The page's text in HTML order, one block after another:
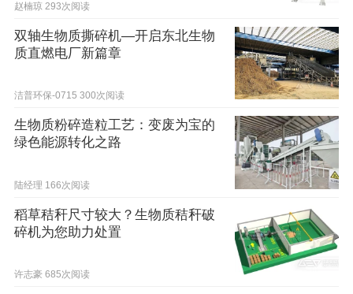
赵楠琼 293次阅读
双轴生物质撕碎机—开启东北生物
质直燃电厂新篇章
洁普环保-0715 300次阅读
生物质粉碎造粒工艺：变废为宝的
绿色能源转化之路
陆经理 166次阅读
稻草秸秆尺寸较大？生物质秸秆破
碎机为您助力处置
许志豪 685次阅读